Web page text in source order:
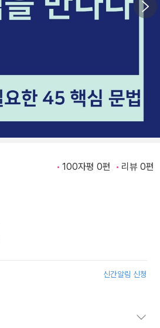
100자평 0편 리뷰 0편
신간알림 신청